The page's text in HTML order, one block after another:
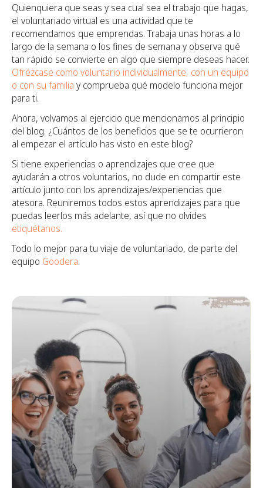
Quienquiera que seas y sea cual sea el trabajo que hagas,
el voluntariado virtual es una actividad que te
recomendamos que emprendas. Trabaja unas horas a lo
largo de la semana o los fines de semana y observa qué
tan rápido se convierte en algo que siempre deseas hacer.
Ofrézcase como voluntario individualmente, con un equipo
o con su familia y comprueba qué modelo funciona mejor
para ti.
Ahora, volvamos al ejercicio que mencionamos al principio
del blog. ¿Cuántos de los beneficios que se te ocurrieron
al empezar el artículo has visto en este blog?
Si tiene experiencias o aprendizajes que cree que
ayudarán a otros voluntarios, no dude en compartir este
artículo junto con los aprendizajes/experiencias que
atesora. Reuniremos todos estos aprendizajes para que
puedas leerlos más adelante, así que no olvides
etiquétanos.
Todo lo mejor para tu viaje de voluntariado, de parte del
equipo Goodera.